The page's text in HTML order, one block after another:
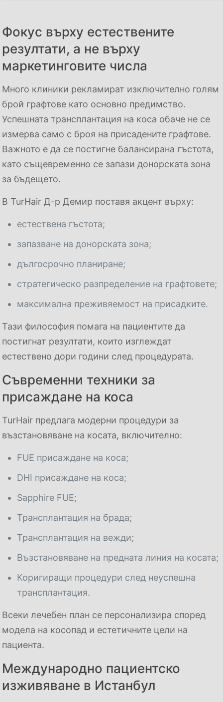
Фокус върху естествените
резултати, а не върху
маркетинговите числа
Много клиники рекламират изключително голям
брой графтове като основно предимство.
Успешната трансплантация на коса обаче не се
измерва само с броя на присадените графтове.
Важното е да се постигне балансирана гъстота,
като същевременно се запази донорската зона
за бъдещето.
В TurHair Д-р Демир поставя акцент върху:
естествена гъстота;
запазване на донорската зона;
дългосрочно планиране;
стратегическо разпределение на графтовете;
максимална преживяемост на присадките.
Тази философия помага на пациентите да
постигнат резултати, които изглеждат
естествено дори години след процедурата.
Съвременни техники за
присаждане на коса
TurHair предлага модерни процедури за
възстановяване на косата, включително:
FUE присаждане на коса;
DHI присаждане на коса;
Sapphire FUE;
Трансплантация на брада;
Трансплантация на вежди;
Възстановяване на предната линия на косата;
Коригиращи процедури след неуспешна
трансплантация.
Всеки лечебен план се персонализира според
модела на косопад и естетичните цели на
пациента.
Международно пациентско
изживяване в Истанбул